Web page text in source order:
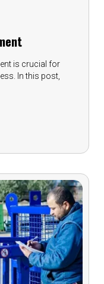
is crucial for
In this post,